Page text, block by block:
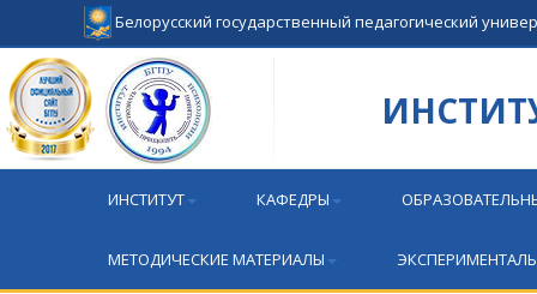
Белорусский государственный педагогический
ИНСТИТУТ КАФЕДРЫ
МЕТОДИЧЕСКИЕ МАТЕРИАЛЫ